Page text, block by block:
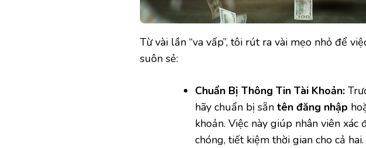
Từ vài lần “va vấp”, tôi rút ra vài mẹo nhỏ để
suôn sẻ:
Chuẩn Bị Thông Tin Tài Khoản:
hãy chuẩn bị sẵn tên đăng nhập
khoản. Việc này giúp nhân viên xác
chóng, tiết kiệm thời gian cho cả hai.